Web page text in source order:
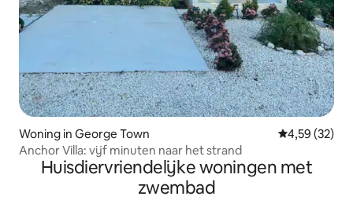
Woning in George Town Gemiddelde
4,59 (32)
Anchor Villa: vijf minuten naar het strand
Huisdiervriendelijke woningen met
zwembad